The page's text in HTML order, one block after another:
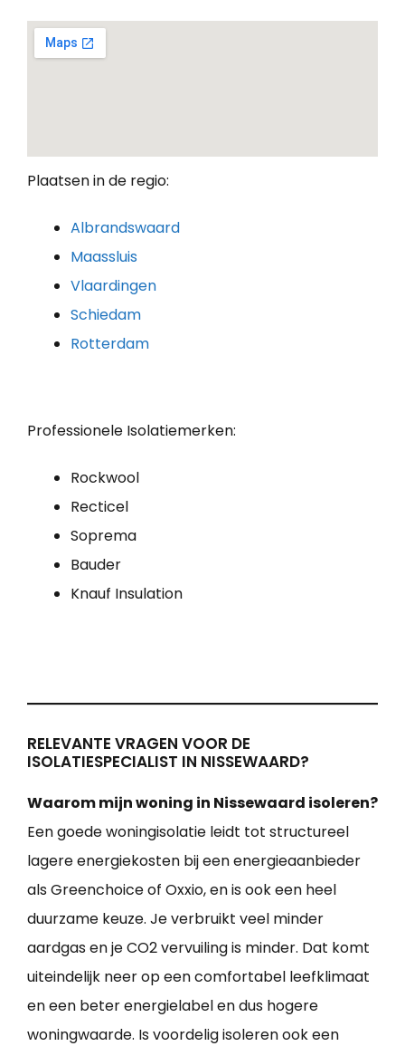
Plaatsen in de regio:
Albrandswaard
Maassluis
Vlaardingen
Schiedam
Rotterdam
Professionele Isolatiemerken:
Rockwool
Recticel
Soprema
Bauder
Knauf Insulation
RELEVANTE VRAGEN VOOR DE
ISOLATIESPECIALIST IN NISSEWAARD?
Waarom mijn woning in Nissewaard isoleren?
Een goede woningisolatie leidt tot structureel
lagere energiekosten bij een energieaanbieder
als Greenchoice of Oxxio, en is ook een heel
duurzame keuze. Je verbruikt veel minder
aardgas en je CO2 vervuiling is minder. Dat komt
uiteindelijk neer op een comfortabel leefklimaat
en een beter energielabel en dus hogere
woningwaarde. Is voordelig isoleren ook een